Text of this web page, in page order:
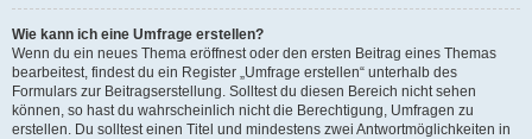
Wie kann ich eine Umfrage erstellen?
Wenn du ein neues Thema eröffnest oder den ersten Beitrag eines Themas
bearbeitest, findest du ein Register „Umfrage erstellen“ unterhalb des
Formulars zur Beitragserstellung. Solltest du diesen Bereich nicht sehen
können, so hast du wahrscheinlich nicht die Berechtigung, Umfragen zu
erstellen. Du solltest einen Titel und mindestens zwei Antwortmöglichkeiten in